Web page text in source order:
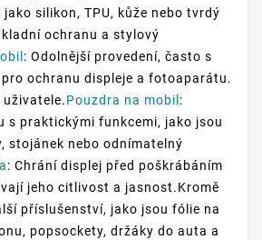
silikon, TPU, kůže nebo tvrdý
ochranu a stylový
: Odolnější provedení, často s
ochranu displeje a fotoaparátu.
Pouzdra na mobil :
s praktickými funkcemi, jako jsou
stojánek nebo odnímatelný
: Chrání displej před poškrábáním
jeho citlivost a jasnost.Kromě
příslušenství, jako jsou fólie na
popsockety, držáky do auta a